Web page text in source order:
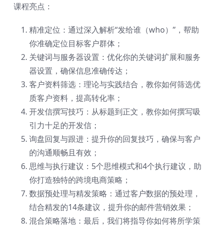
课程亮点：
精准定位：通过深入解析“发给谁（who）”，帮助
你准确定位目标客户群体；
关键词与服务器设置：优化你的关键词扩展和服务
器设置，确保信息准确传达；
客户资料筛选：理论与实践结合，教你如何筛选优
质客户资料，提高转化率；
开发信撰写技巧：从标题到正文，教你如何撰写吸
引力十足的开发信；
询盘回复与跟进：提升你的回复技巧，确保与客户
的沟通顺畅且有效；
思维与执行建议：5个思维模式和4个执行建议，助
你打造独特的跨境电商策略；
数据预处理与精发策略：通过客户数据的预处理，
结合精发的14条建议，提升你的邮件营销效果；
混合策略落地：最后，我们将指导你如何将所学策